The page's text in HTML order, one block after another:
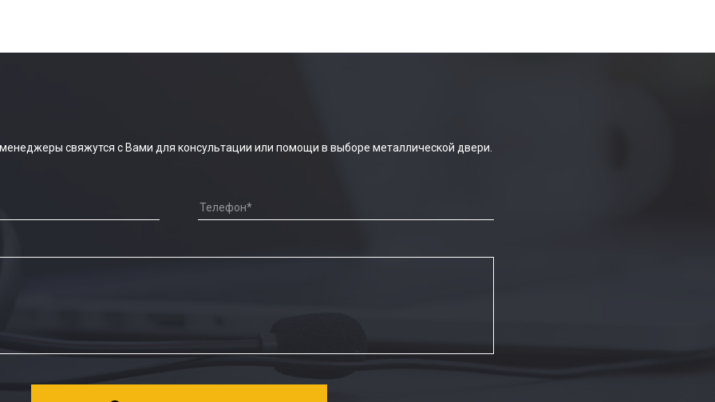
свяжутся с Вами для консультации или помощи в выборе металлической двери.